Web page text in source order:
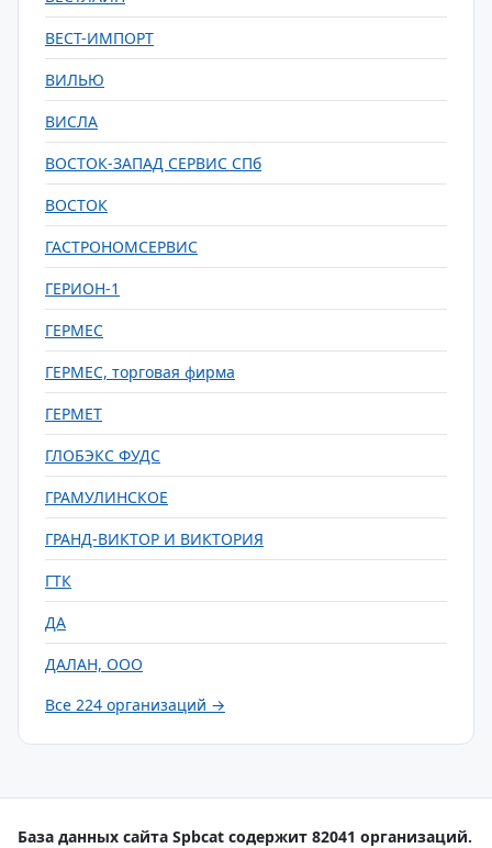
ВЕСТ-ИМПОРТ
ВИЛЬЮ
ВИСЛА
ВОСТОК-ЗАПАД СЕРВИС СПб
ВОСТОК
ГАСТРОНОМСЕРВИС
ГЕРИОН-1
ГЕРМЕС
ГЕРМЕС, торговая фирма
ГЕРМЕТ
ГЛОБЭКС ФУДС
ГРАМУЛИНСКОЕ
ГРАНД-ВИКТОР И ВИКТОРИЯ
ГТК
ДА
ДАЛАН, ООО
Все 224 организаций →
База данных сайта Spbcat содержит 82041 организаций.